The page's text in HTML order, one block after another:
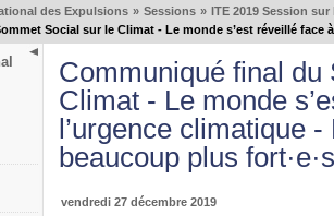
des Expulsions » Sessions » ITE 2019 Session
Social sur le Climat - Le monde s’est réveillé
Communiqué final
Climat - Le monde
l’urgence climatique
beaucoup plus
vendredi 27 décembre 2019